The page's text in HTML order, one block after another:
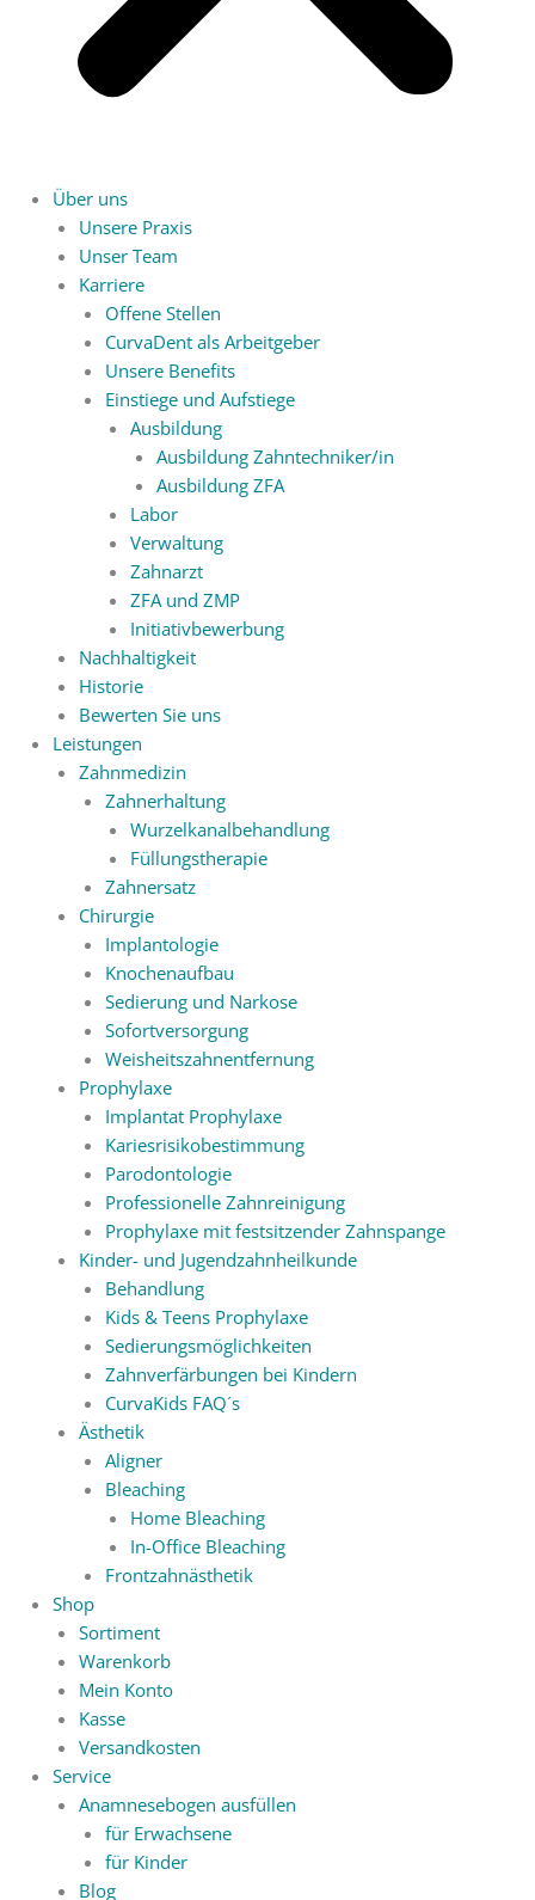
Über uns
Unsere Praxis
Unser Team
Karriere
Offene Stellen
CurvaDent als Arbeitgeber
Unsere Benefits
Einstiege und Aufstiege
Ausbildung
Ausbildung Zahntechniker/in
Ausbildung ZFA
Labor
Verwaltung
Zahnarzt
ZFA und ZMP
Initiativbewerbung
Nachhaltigkeit
Historie
Bewerten Sie uns
Leistungen
Zahnmedizin
Zahnerhaltung
Wurzelkanalbehandlung
Füllungstherapie
Zahnersatz
Chirurgie
Implantologie
Knochenaufbau
Sedierung und Narkose
Sofortversorgung
Weisheitszahnentfernung
Prophylaxe
Implantat Prophylaxe
Kariesrisikobestimmung
Parodontologie
Professionelle Zahnreinigung
Prophylaxe mit festsitzender Zahnspange
Kinder- und Jugendzahnheilkunde
Behandlung
Kids & Teens Prophylaxe
Sedierungsmöglichkeiten
Zahnverfärbungen bei Kindern
CurvaKids FAQ´s
Ästhetik
Aligner
Bleaching
Home Bleaching
In-Office Bleaching
Frontzahnästhetik
Shop
Sortiment
Warenkorb
Mein Konto
Kasse
Versandkosten
Service
Anamnesebogen ausfüllen
für Erwachsene
für Kinder
Blog